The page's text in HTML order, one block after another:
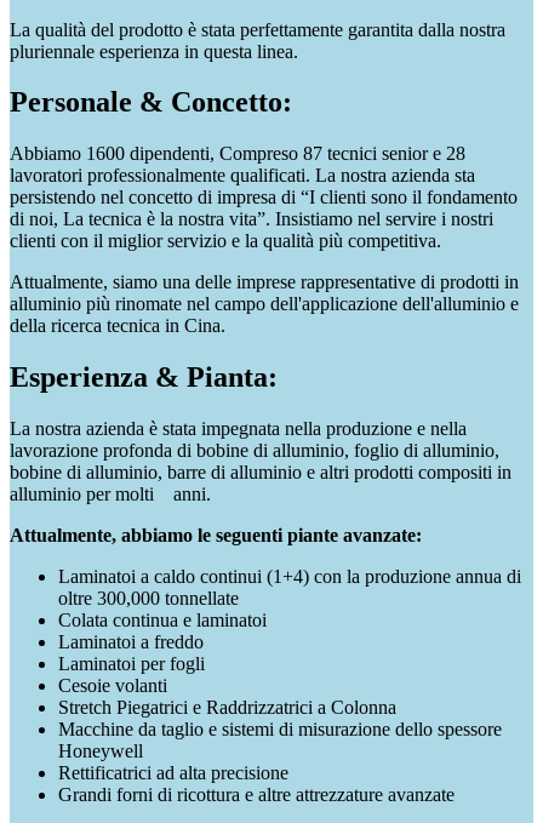
La qualità del prodotto è stata perfettamente garantita dalla nostra
pluriennale esperienza in questa linea.
Personale & Concetto:
Abbiamo 1600 dipendenti, Compreso 87 tecnici senior e 28
lavoratori professionalmente qualificati. La nostra azienda sta
persistendo nel concetto di impresa di “I clienti sono il fondamento
di noi, La tecnica è la nostra vita”. Insistiamo nel servire i nostri
clienti con il miglior servizio e la qualità più competitiva.
Attualmente, siamo una delle imprese rappresentative di prodotti in
alluminio più rinomate nel campo dell'applicazione dell'alluminio e
della ricerca tecnica in Cina.
Esperienza & Pianta:
La nostra azienda è stata impegnata nella produzione e nella
lavorazione profonda di bobine di alluminio, foglio di alluminio,
bobine di alluminio, barre di alluminio e altri prodotti compositi in
alluminio per molti anni.
Attualmente, abbiamo le seguenti piante avanzate:
Laminatoi a caldo continui (1+4) con la produzione annua di
oltre 300,000 tonnellate
Colata continua e laminatoi
Laminatoi a freddo
Laminatoi per fogli
Cesoie volanti
Stretch Piegatrici e Raddrizzatrici a Colonna
Macchine da taglio e sistemi di misurazione dello spessore
Honeywell
Rettificatrici ad alta precisione
Grandi forni di ricottura e altre attrezzature avanzate